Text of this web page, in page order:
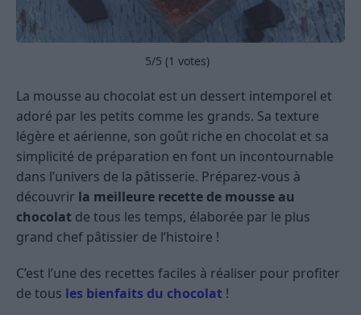
5/5 (1 votes)
La mousse au chocolat est un dessert intemporel et
adoré par les petits comme les grands. Sa texture
légère et aérienne, son goût riche en chocolat et sa
simplicité de préparation en font un incontournable
dans l’univers de la pâtisserie. Préparez-vous à
découvrir la meilleure recette de mousse au
chocolat de tous les temps, élaborée par le plus
grand chef pâtissier de l’histoire !
C’est l’une des recettes faciles à réaliser pour profiter
de tous les bienfaits du chocolat !